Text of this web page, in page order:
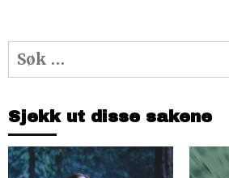
Søk
etter:
Sjekk ut disse sakene